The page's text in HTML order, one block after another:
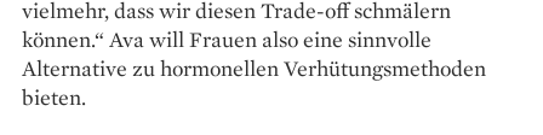
vielmehr, dass wir diesen Trade-off schmälern
können.“ Ava will Frauen also eine sinnvolle
Alternative zu hormonellen Verhütungsmethoden
bieten.